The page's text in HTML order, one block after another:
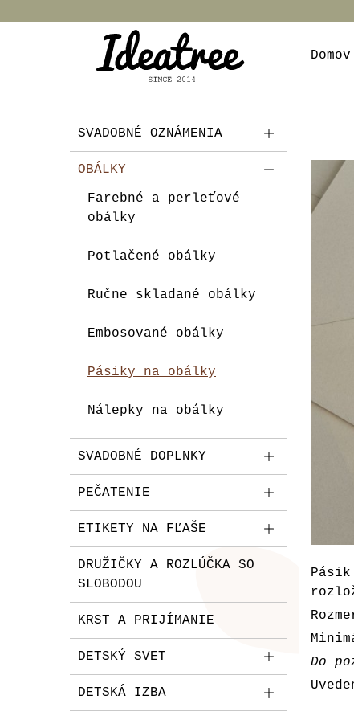
Domov
SVADOBNÉ OZNÁMENIA
OBÁLKY
Farebné a perleťové
obálky
Potlačené obálky
Ručne skladané obálky
Embosované obálky
Pásiky na obálky
Nálepky na obálky
SVADOBNÉ DOPLNKY
PEČATENIE
ETIKETY NA FĽAŠE
DRUŽIČKY A ROZLÚČKA SO
SLOBODOU
KRST A PRIJÍMANIE
DETSKÝ SVET
DETSKÁ IZBA
Do